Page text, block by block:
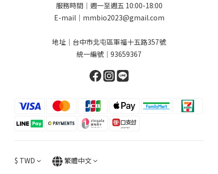
服務時間｜週一至週五 10:00-18:00
E-mail｜mmbio2023@gmail.com
地址｜台中市北屯區軍福十五路357號
統一編號｜93659367
$ TWD 繁體中文